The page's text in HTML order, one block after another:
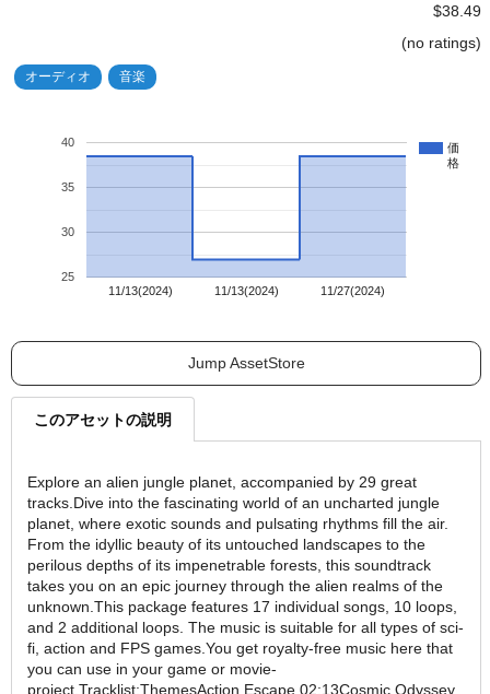
$38.49
(no ratings)
オーディオ 音楽
価
格
11/13(2024) 11/13(2024) 11/27(2024)
25
30
35
40
Jump AssetStore
このアセットの説明
Explore an alien jungle planet, accompanied by 29 great
tracks.Dive into the fascinating world of an uncharted jungle
planet, where exotic sounds and pulsating rhythms fill the air.
From the idyllic beauty of its untouched landscapes to the
perilous depths of its impenetrable forests, this soundtrack
takes you on an epic journey through the alien realms of the
unknown.This package features 17 individual songs, 10 loops,
and 2 additional loops. The music is suitable for all types of sci-
fi, action and FPS games.You get royalty-free music here that
you can use in your game or movie-
project.Tracklist:ThemesAction Escape 02:13Cosmic Odyssey